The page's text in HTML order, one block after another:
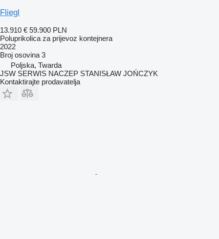
Fliegl
13.910 € 59.900 PLN
Poluprikolica za prijevoz kontejnera
2022
Broj osovina 3
Poljska, Twarda
JSW SERWIS NACZEP STANISŁAW JOŃCZYK
Kontaktirajte prodavatelja